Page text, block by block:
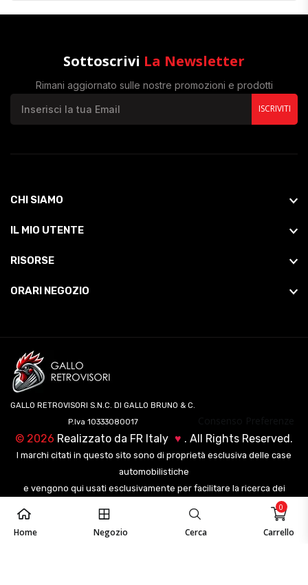
Home Negozio Cerca Carrello
0
Sottoscrivi La Newsletter
Rimani aggiornato sulle nostre promozioni e prodotti
ISCRIVITI
CHI SIAMO
IL MIO UTENTE
RISORSE
ORARI NEGOZIO
GALLO RETROVISORI S.N.C. DI GALLO BRUNO & C.
P.Iva 10333080017
© 2026 Realizzato da FR Italy ♥ . All Rights Reserved.
I marchi citati in questo sito sono di proprietà esclusiva delle case
automobilistiche
e vengono qui usati esclusivamente per facilitare la ricerca dei